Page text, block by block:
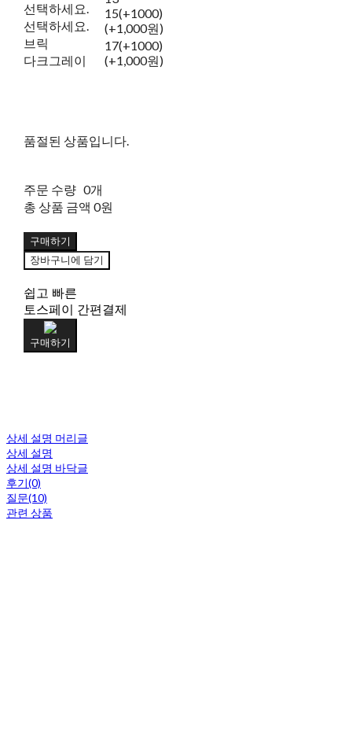
선택하세요.
선택하세요.
브릭
다크그레이
15(+1000)
(+1,000원)
17(+1000)
(+1,000원)
품절된 상품입니다.
주문 수량 0개
총 상품 금액 0원
구매하기
장바구니에 담기
쉽고 빠른
토스페이 간편결제
구매하기
상세 설명 머리글
상세 설명
상세 설명 바닥글
후기(0)
질문(10)
관련 상품